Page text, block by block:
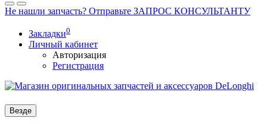
Не нашли запчасть? Отправьте ЗАПРОС КОНСУЛЬТАНТУ
Закладки0
Личный кабинет
Авторизация
Регистрация
Везде